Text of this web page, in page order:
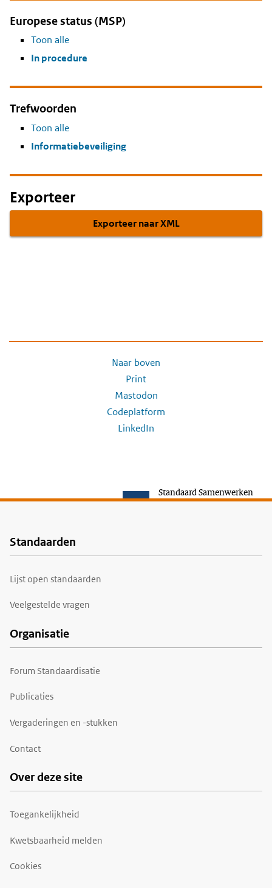
Europese status (MSP)
Toon alle
In procedure
Trefwoorden
Toon alle
Informatiebeveiliging
Exporteer
Exporteer naar XML
Naar boven
Print
Mastodon
Codeplatform
LinkedIn
Standaard Samenwerken
Voet
Standaarden
Lijst open standaarden
Veelgestelde vragen
Organisatie
Forum Standaardisatie
Publicaties
Vergaderingen en -stukken
Contact
Over deze site
Toegankelijkheid
Kwetsbaarheid melden
Cookies